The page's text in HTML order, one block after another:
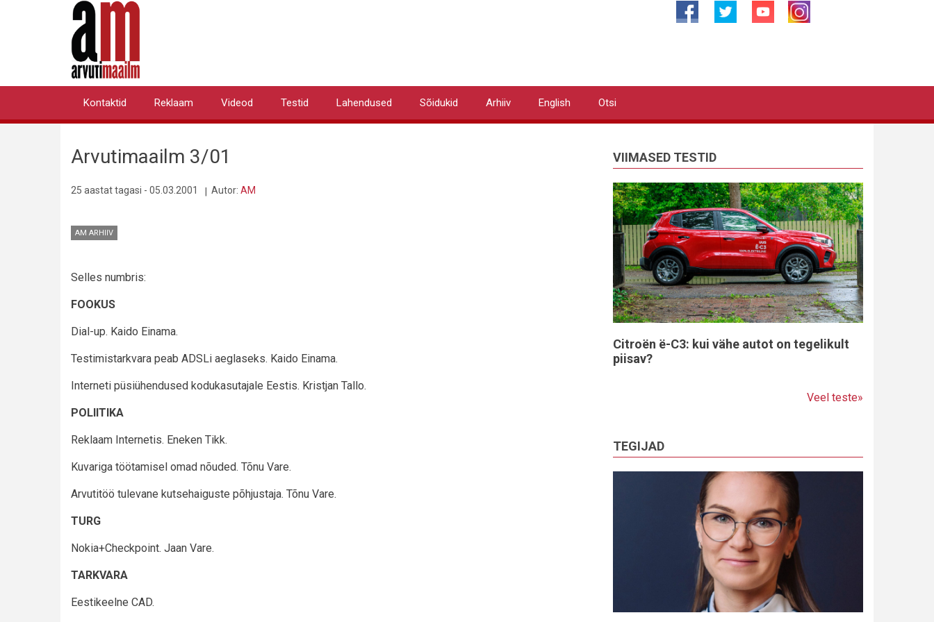
Primary
Kontaktid Reklaam Videod Testid Lahendused Sõidukid Arhiiv English Otsi
Arvutimaailm 3/01
25 aastat tagasi - 05.03.2001 Autor: AM
AM ARHIIV
Selles numbris:
FOOKUS
Dial-up. Kaido Einama.
Testimistarkvara peab ADSLi aeglaseks. Kaido Einama.
Interneti püsiühendused kodukasutajale Eestis. Kristjan Tallo.
POLIITIKA
Reklaam Internetis. Eneken Tikk.
Kuvariga töötamisel omad nõuded. Tõnu Vare.
Arvutitöö tulevane kutsehaiguste põhjustaja. Tõnu Vare.
TURG
Nokia+Checkpoint. Jaan Vare.
TARKVARA
Eestikeelne CAD.
VIIMASED TESTID
Citroën ë-C3: kui vähe autot on tegelikult
piisav?
Veel teste»
TEGIJAD